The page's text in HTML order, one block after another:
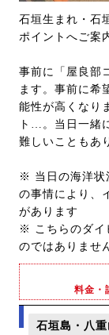
石垣生まれ・石
ポイントへご案
事前に「屋良部
ます。事前に希
能性が高くなり
ト…。当日一緒
難しいこともあ
※ 当日の海洋状
の事情により、
があります
※ こちらのダイ
のではありませ
料金・
石垣島・八